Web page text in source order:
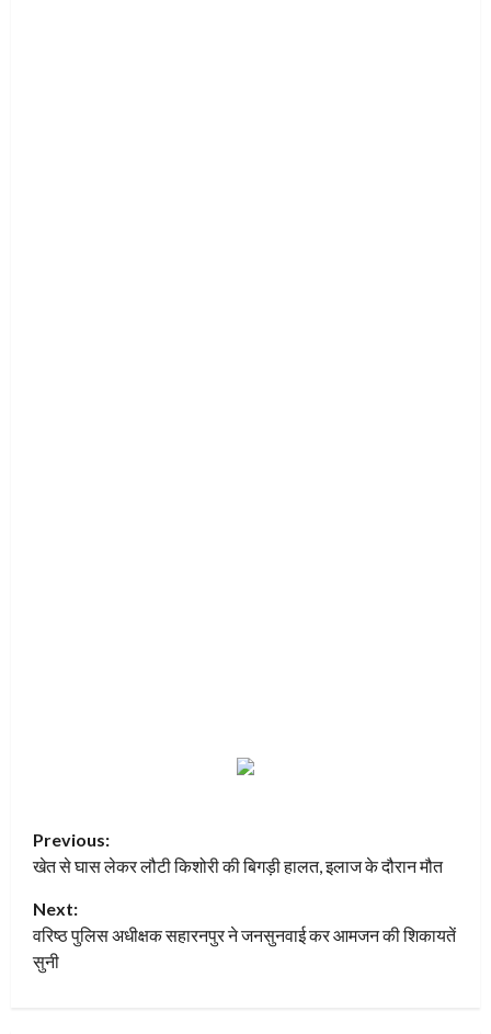
P
o
s
t
Previous:
खेत से घास लेकर लौटी किशोरी की बिगड़ी हालत, इलाज के दौरान मौत
Next:
वरिष्ठ पुलिस अधीक्षक सहारनपुर ने जनसुनवाई कर आमजन की शिकायतें
सुनी